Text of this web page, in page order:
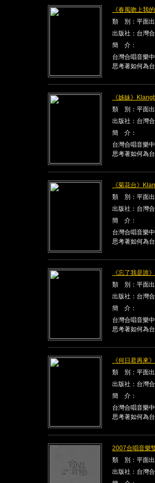
《春風吻上我
類 別：平面
出版社：台灣
簡 介：
台灣合唱音樂
思考著如何為
《姊妹》
類 別：平面
出版社：台灣
簡 介：
台灣合唱音樂
思考著如何為
《菊花台》
類 別：平面
出版社：台灣
簡 介：
台灣合唱音樂
思考著如何為
《忘了我是誰
類 別：平面
出版社：台灣
簡 介：
台灣合唱音樂
思考著如何為
《何日君再來
類 別：平面
出版社：台灣
簡 介：
台灣合唱音樂
思考著如何為
2007合唱音樂
類 別：平面
出版社：台灣